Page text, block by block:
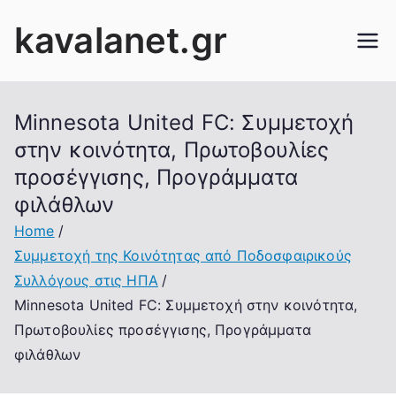
kavalanet.gr
Minnesota United FC: Συμμετοχή
στην κοινότητα, Πρωτοβουλίες
προσέγγισης, Προγράμματα
φιλάθλων
Home
Συμμετοχή της Κοινότητας από Ποδοσφαιρικούς
Συλλόγους στις ΗΠΑ
Minnesota United FC: Συμμετοχή στην κοινότητα,
Πρωτοβουλίες προσέγγισης, Προγράμματα
φιλάθλων